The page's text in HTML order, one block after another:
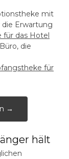
mit
Erwartung
für das Hotel
die
für
→
hält